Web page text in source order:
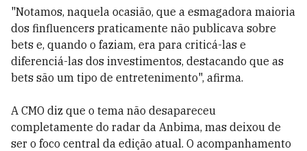
"Notamos, naquela ocasião, que a esmagadora maioria
dos finfluencers praticamente não publicava sobre
bets e, quando o faziam, era para criticá-las e
diferenciá-las dos investimentos, destacando que as
bets são um tipo de entretenimento", afirma.
A CMO diz que o tema não desapareceu
completamente do radar da Anbima, mas deixou de
ser o foco central da edição atual. O acompanhamento